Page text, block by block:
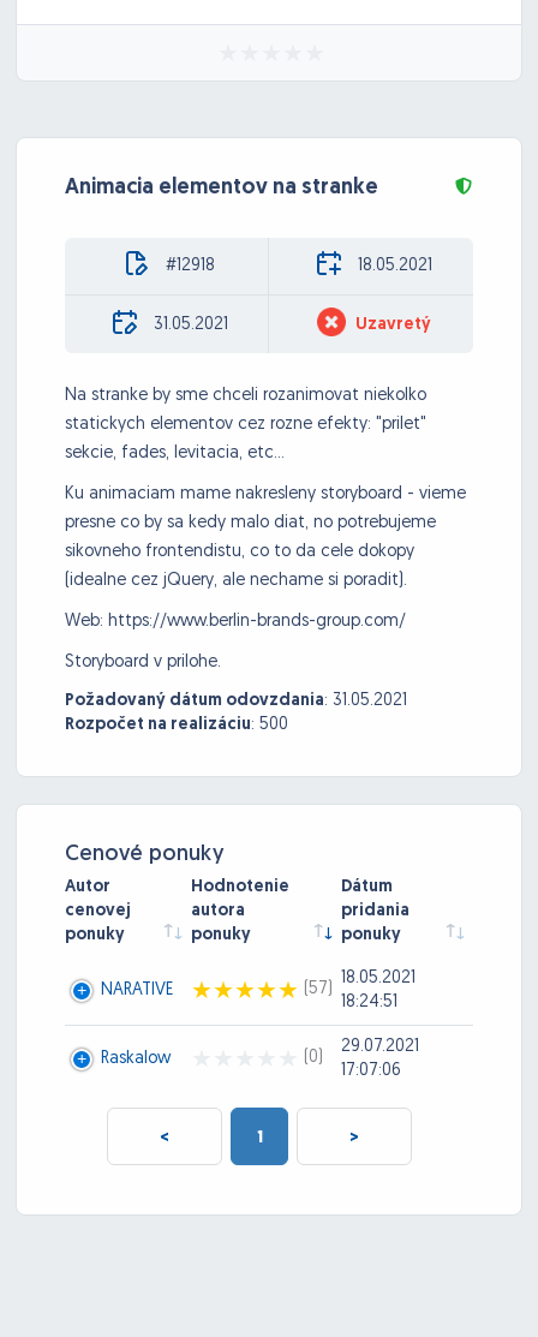
Animacia elementov na stranke
#12918 18.05.2021
31.05.2021 Uzavretý
Na stranke by sme chceli rozanimovat niekolko
statickych elementov cez rozne efekty: "prilet"
sekcie, fades, levitacia, etc...
Ku animaciam mame nakresleny storyboard - vieme
presne co by sa kedy malo diat, no potrebujeme
sikovneho frontendistu, co to da cele dokopy
(idealne cez jQuery, ale nechame si poradit).
Web: https://www.berlin-brands-group.com/
Storyboard v prilohe.
Požadovaný dátum odovzdania: 31.05.2021
Rozpočet na realizáciu: 500
Cenové ponuky
Autor
cenovej
ponuky
Hodnotenie
autora
ponuky
Dátum
pridania
ponuky
NARATIVE (57)
18.05.2021
18:24:51
Raskalow (0)
29.07.2021
17:07:06
< 1 >